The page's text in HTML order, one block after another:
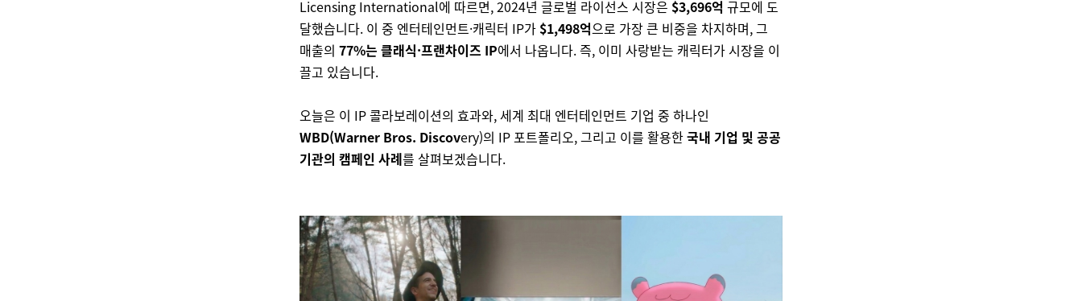
Licensing International에 따르면, 2024년 글로벌 라이선스 시장은 $3,696억 규모에 도
달했습니다. 이 중 엔터테인먼트·캐릭터 IP가 $1,498억으로 가장 큰 비중을 차지하며,그
매출의 77%는 클래식·프랜차이즈 IP에서 나옵니다. 즉, 이미 사랑받는 캐릭터가 시장을 이
끌고 있습니다.
오늘은 이 IP콜라보레이션의 효과와,세계 최대 엔터테인먼트 기업 중 하나인
WBD(Warner Bros. Discovery)의 IP포트폴리오,그리고 이를 활용한국내 기업 및 공공
기관의 캠페인 사례를 살펴보겠습니다.